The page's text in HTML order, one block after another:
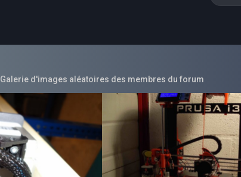
Galerie d'images aléatoires des membres du forum